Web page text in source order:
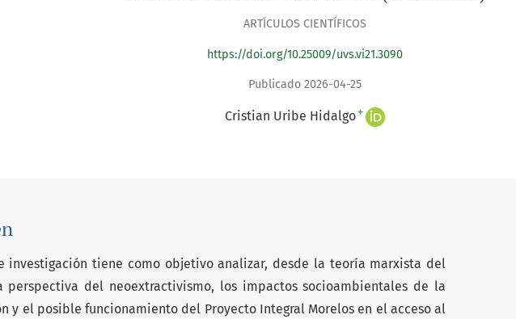
ARTÍCULOS CIENTÍFICOS
https://doi.org/10.25009/uvs.vi21.3090
Publicado 2026-04-25
Cristian Uribe Hidalgo+
investigación tiene como objetivo analizar, desde la teoría marxista del
perspectiva del neoextractivismo, los impactos socioambientales de la
y el posible funcionamiento del Proyecto Integral Morelos en el acceso al